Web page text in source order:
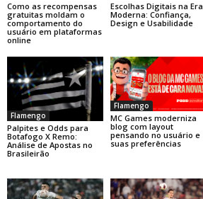
Como as recompensas
gratuitas moldam o
comportamento do
usuário em plataformas
online
Escolhas Digitais na Era
Moderna: Confiança,
Design e Usabilidade
Flamengo
Palpites e Odds para
Botafogo X Remo:
Análise de Apostas no
Brasileirão
Flamengo
MC Games moderniza
blog com layout
pensando no usuário e
suas preferências